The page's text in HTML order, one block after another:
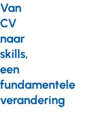
Van
CV
naar
skills,
een
fundamentele
verandering